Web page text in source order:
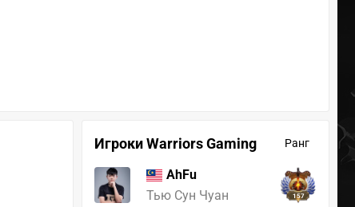
Игроки Warriors Gaming Ранг
AhFu
Тью Сун Чуан
157